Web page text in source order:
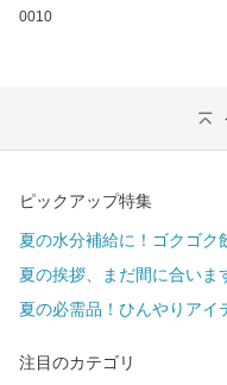
0010
ピックアップ特集
夏の水分補給に！ゴクゴク
夏の挨拶、まだ間に合いま
夏の必需品！ひんやりアイ
注目のカテゴリ